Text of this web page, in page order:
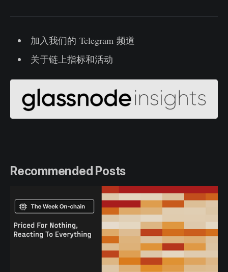
加入我们的 Telegram 频道
关于链上指标和活动
Recommended Posts